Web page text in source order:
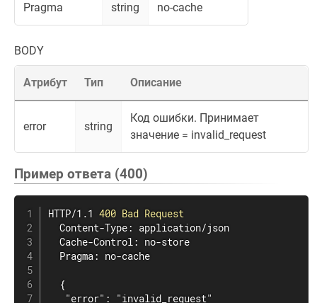
Pragma string no-cache
BODY
Атрибут Тип Описание
error string
Код ошибки. Принимает
значение = invalid_request
Пример ответа (400)
HTTP/1.1 400 Bad Request
  Content-Type: application/json
  Cache-Control: no-store
  Pragma: no-cache
  {
   "error": "invalid_request"